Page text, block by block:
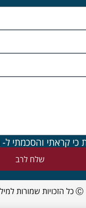
כי קראתי והסכמתי ל-
שלח לרב
Ⓒ כל הזכויות שמורות למילה טובה